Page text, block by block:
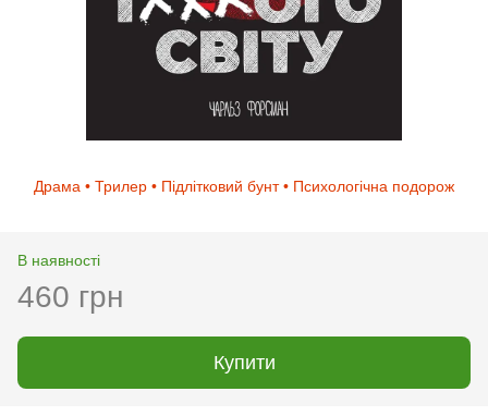
Драма • Трилер • Підлітковий бунт • Психологічна подорож
В наявності
460 грн
Купити